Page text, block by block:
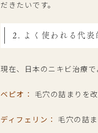
だきたいです。
2. よく使われる代表
現在、日本のニキビ治療
ベピオ： 毛穴の詰まりを
ディフェリン： 毛穴の詰